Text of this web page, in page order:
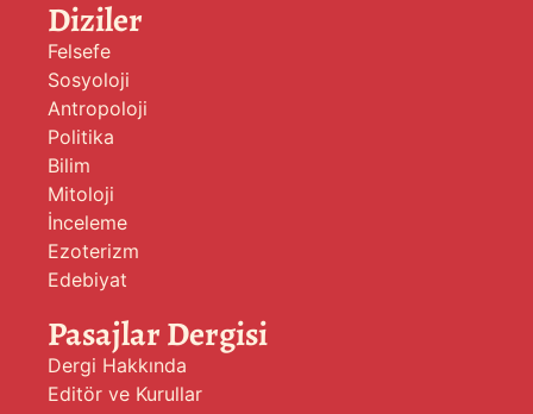
Diziler
Felsefe
Sosyoloji
Antropoloji
Politika
Bilim
Mitoloji
İnceleme
Ezoterizm
Edebiyat
Pasajlar Dergisi
Dergi Hakkında
Editör ve Kurullar